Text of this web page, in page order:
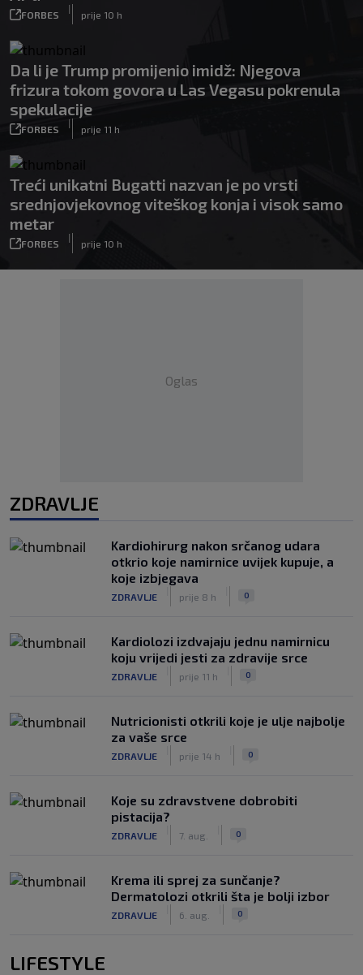
FORBES
|
prije 10 h
Da li je Trump promijenio imidž: Njegova
frizura tokom govora u Las Vegasu pokrenula
spekulacije
FORBES
|
prije 11 h
Treći unikatni Bugatti nazvan je po vrsti
srednjovjekovnog viteškog konja i visok samo
metar
FORBES
|
prije 10 h
Oglas
ZDRAVLJE
Kardiohirurg nakon srčanog udara
otkrio koje namirnice uvijek kupuje, a
koje izbjegava
ZDRAVLJE prije 8 h 0
Kardiolozi izdvajaju jednu namirnicu
koju vrijedi jesti za zdravije srce
ZDRAVLJE prije 11 h 0
Nutricionisti otkrili koje je ulje najbolje
za vaše srce
ZDRAVLJE prije 14 h 0
Koje su zdravstvene dobrobiti
pistacija?
ZDRAVLJE 7. aug. 0
Krema ili sprej za sunčanje?
Dermatolozi otkrili šta je bolji izbor
ZDRAVLJE 6. aug. 0
LIFESTYLE